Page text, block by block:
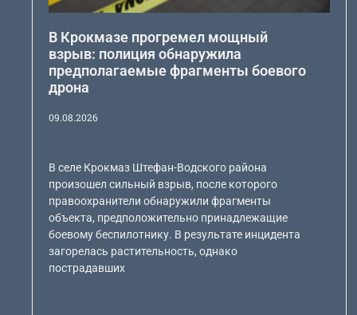
В Крокмазе прогремел мощный
взрыв: полиция обнаружила
предполагаемые фрагменты боевого
дрона
09.08.2026
В селе Крокмаз Штефан-Водского района
произошел сильный взрыв, после которого
правоохранители обнаружили фрагменты
объекта, предположительно принадлежащие
боевому беспилотнику. В результате инцидента
загорелась растительность, однако
пострадавших